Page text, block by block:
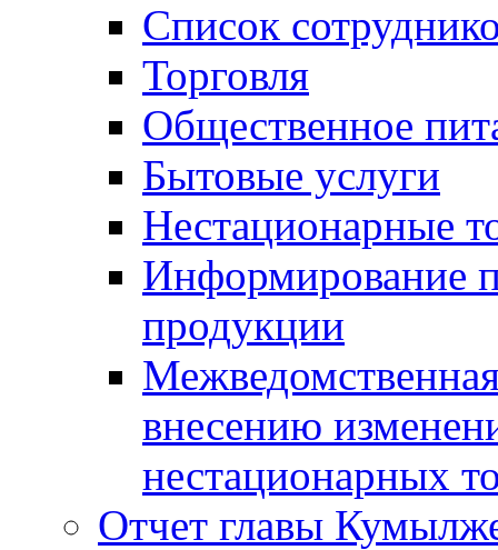
Список
Торговля
Общественное
Бытовые услуги
Нестационарные
Информирование
продукции
внесению
нестационарных
Отчет главы